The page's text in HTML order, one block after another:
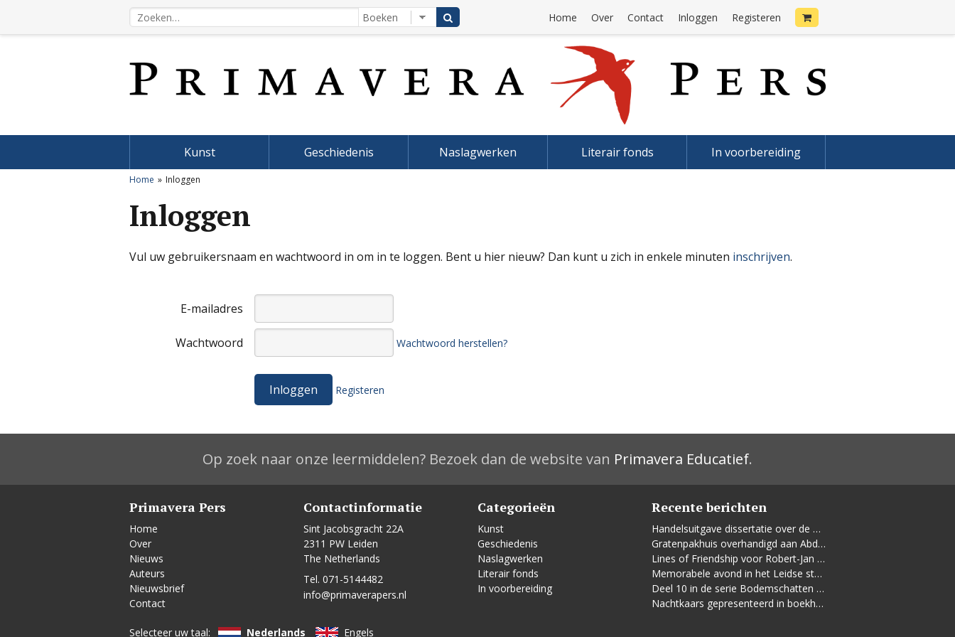
Home Over Contact Inloggen Registeren
Kunst Geschiedenis Naslagwerken Literair fonds In voorbereiding
Home Inloggen
Inloggen
Vul uw gebruikersnaam en wachtwoord in om in te loggen. Bent u hier nieuw? Dan kunt u zich in enkele minuten inschrijven.
E-mailadres
Wachtwoord Wachtwoord herstellen?
Registeren
Op zoek naar onze leermiddelen? Bezoek dan de website van Primavera Educatief.
Primavera Pers
Home
Over
Nieuws
Auteurs
Nieuwsbrief
Contact
Contactinformatie
Sint Jacobsgracht 22A
2311 PW Leiden
The Netherlands
Tel. 071-5144482
info@primaverapers.nl
Categorieën
Kunst
Geschiedenis
Naslagwerken
Literair fonds
In voorbereiding
Recente berichten
Handelsuitgave dissertatie over de Leidse vrouwenbeweging
Gratenpakhuis overhandigd aan Abdelhaq Jermoumi
Lines of Friendship voor Robert-Jan te Rijdt
Memorabele avond in het Leidse stadhuis
Deel 10 in de serie Bodemschatten en Bouwgeheimen verschenen
Nachtkaars gepresenteerd in boekhandel De Kler
Selecteer uw taal: Nederlands Engels